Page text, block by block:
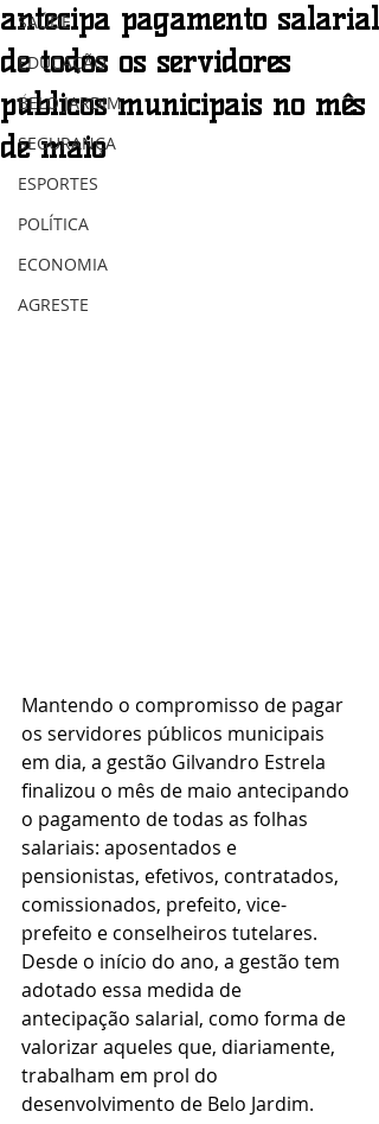
SAÚDE
EDUCAÇÃO
BELO JARDIM
SEGURANÇA
ESPORTES
POLÍTICA
ECONOMIA
AGRESTE
antecipa pagamento salarial
de todos os servidores
públicos municipais no mês
de maio
Mantendo o compromisso de pagar
os servidores públicos municipais
em dia, a gestão Gilvandro Estrela
finalizou o mês de maio antecipando
o pagamento de todas as folhas
salariais: aposentados e
pensionistas, efetivos, contratados,
comissionados, prefeito, vice-
prefeito e conselheiros tutelares.
Desde o início do ano, a gestão tem
adotado essa medida de
antecipação salarial, como forma de
valorizar aqueles que, diariamente,
trabalham em prol do
desenvolvimento de Belo Jardim.